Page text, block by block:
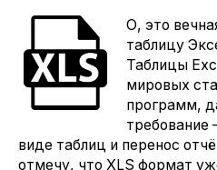
О, это
таблицу
Таблицы
мировых
программ,
требование
виде таблиц и перенос
отмечу, что XLS формат